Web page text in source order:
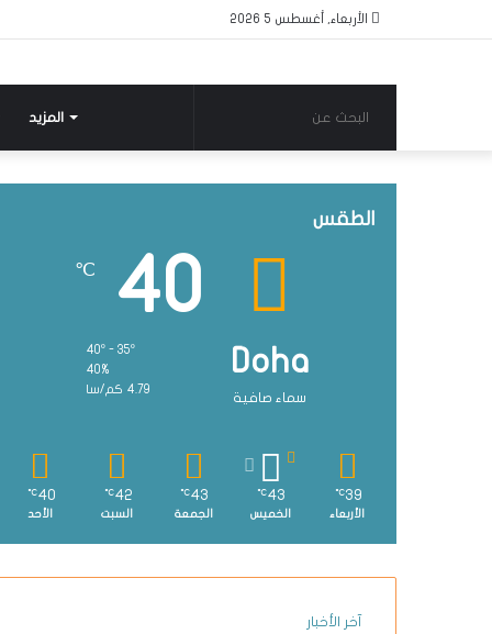
الأربعاء, أغسطس 5 2026
المزيد البحث
عن
الطقس
Doha
سماء صافية
40
℃
40%
4.79 كم/سا
39
℃
الأربعاء
43
℃
الخميس
43
℃
الجمعة
42
℃
السبت
40
℃
الأحد
آخر الأخبار